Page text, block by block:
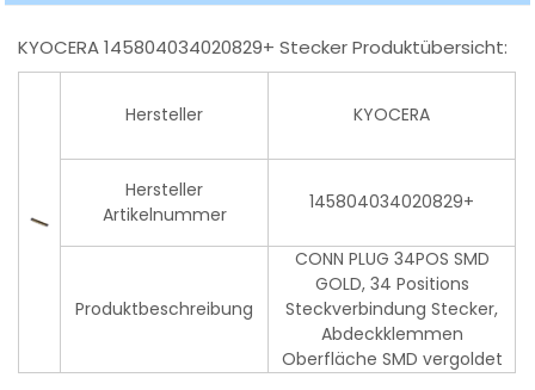
KYOCERA 145804034020829+ Stecker Produktübersicht:
Hersteller KYOCERA
Hersteller
Artikelnummer
145804034020829+
Produktbeschreibung
CONN PLUG 34POS SMD
GOLD, 34 Positions
Steckverbindung Stecker,
Abdeckklemmen
Oberfläche SMD vergoldet